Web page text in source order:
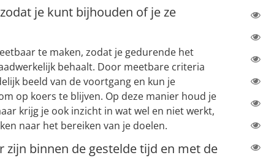
je kunt bijhouden of je ze
te maken, zodat je gedurende het
behaalt. Door meetbare criteria
beeld van de voortgang en kun je
op koers te blijven. Op deze manier houd je
krijg je ook inzicht in wat wel en niet werkt,
naar het bereiken van je doelen.
zijn binnen de gestelde tijd en met de